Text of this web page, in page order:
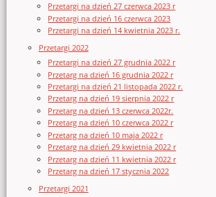
Przetargi na dzień 27 czerwca 2023 r
Przetargi na dzień 16 czerwca 2023
Przetargi na dzień 14 kwietnia 2023 r.
Przetargi 2022
Przetargi na dzień 27 grudnia 2022 r
Przetarg na dzień 16 grudnia 2022 r
Przetargi na dzień 21 listopada 2022 r.
Przetarg na dzień 19 sierpnia 2022 r
Przetarg na dzień 13 czerwca 2022r.
Przetarg na dzień 10 czerwca 2022 r
Przetarg na dzień 10 maja 2022 r
Przetarg na dzień 29 kwietnia 2022 r
Przetarg na dzień 11 kwietnia 2022 r
Przetarg na dzień 17 stycznia 2022
Przetargi 2021